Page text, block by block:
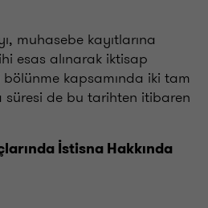
muhasebe kayıtlarına
esas alınarak iktisap
bölünme kapsamında iki tam
süresi de bu tarihten itibaren
İstisna Hakkında